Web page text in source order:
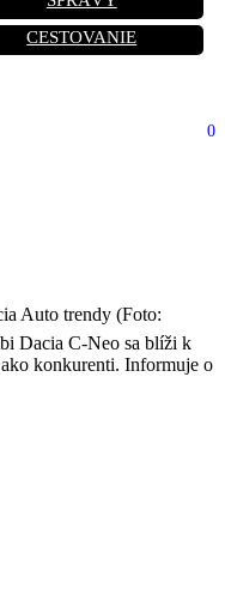
CESTOVANIE
0
Auto trendy (Foto:
Dacia C-Neo sa blíži k
konkurenti. Informuje o